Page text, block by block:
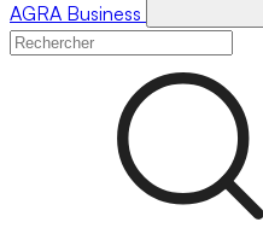
AGRA Business